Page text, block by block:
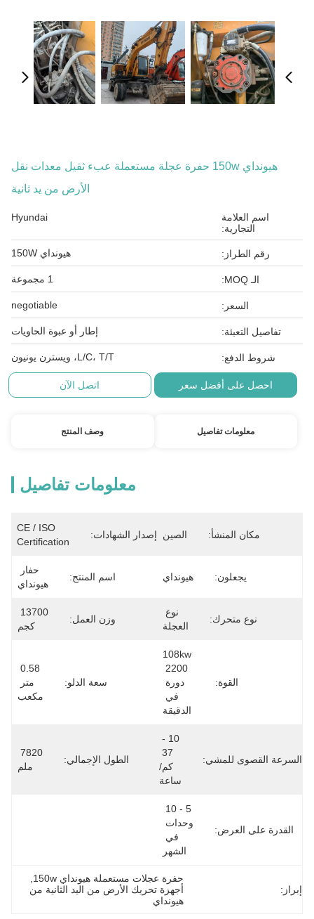
هيونداي 150w حفرة عجلة مستعملة عبء ثقيل معدات نقل
الأرض من يد ثانية
اسم العلامة
التجارية:
Hyundai
رقم الطراز: هيونداي 150W
الـ MOQ: 1 مجموعة
السعر: negotiable
تفاصيل التعبئة: إطار أو عبوة الحاويات
شروط الدفع: L/C، T/T، ويسترن يونيون
احصل على أفضل سعر اتصل الآن
معلومات تفاصيل وصف المنتج
معلومات تفاصيل
مكان المنشأ: الصين إصدار الشهادات:
CE / ISO
Certification
يجعلون: هيونداي اسم المنتج:
هيونداي
نوع متحرك:
العجلة
وزن العمل:
كجم
القوة:
108kw
الدقيقة
سعة الدلو:
مكعب
السرعة القصوى للمشي:
كم/
ساعة
الطول الإجمالي:
ملم
القدرة على العرض:
الشهر
إبراز:
حفرة عجلات مستعملة هيونداي 150w
هيونداي